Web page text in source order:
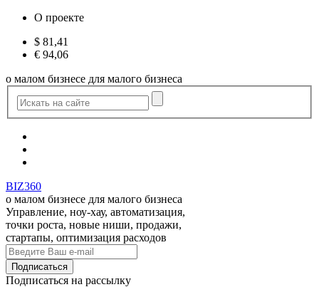
О проекте
$ 81,41
€ 94,06
о малом бизнесе для малого бизнеса
BIZ360
о малом бизнесе для малого бизнеса
Управление, ноу-хау, автоматизация,
точки роста, новые ниши, продажи,
стартапы, оптимизация расходов
Подписаться на рассылку